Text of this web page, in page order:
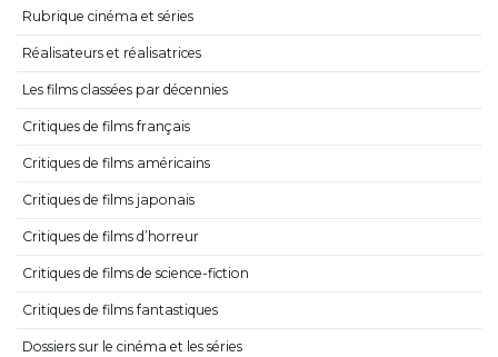
Rubrique cinéma et séries
Réalisateurs et réalisatrices
Les films classées par décennies
Critiques de films français
Critiques de films américains
Critiques de films japonais
Critiques de films d’horreur
Critiques de films de science-fiction
Critiques de films fantastiques
Dossiers sur le cinéma et les séries